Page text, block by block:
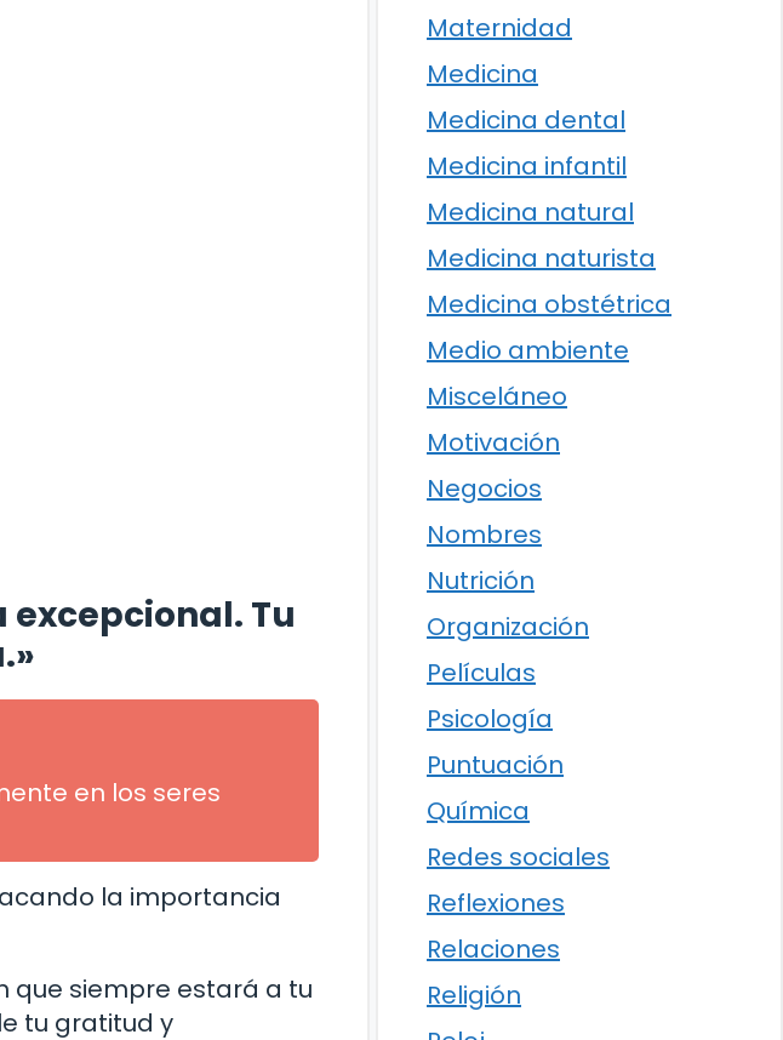
Tu
en los seres
la importancia
que siempre estará a tu
tu gratitud y
Maternidad
Medicina
Medicina dental
Medicina infantil
Medicina natural
Medicina naturista
Medicina obstétrica
Medio ambiente
Misceláneo
Motivación
Negocios
Nombres
Nutrición
Organización
Películas
Psicología
Puntuación
Química
Redes sociales
Reflexiones
Relaciones
Religión